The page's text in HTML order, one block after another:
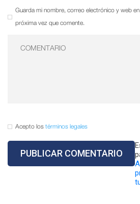
Guarda mi nombre, correo electrónico y web
próxima vez que comente.
Acepto los términos legales